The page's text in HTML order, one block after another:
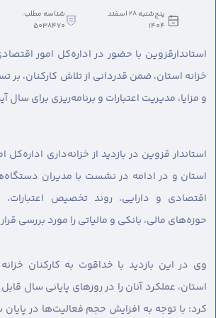
پنج‌شنبه 28 اسفند
1404
شناسه مطلب:
5038470
استاندارقزوین با حضور در اداره‌کل امور
خزانه استان، ضمن قدردانی از تلاش کارکنان،
و مزایا، مدیریت اعتبارات و برنامه‌ریزی برای سال
استاندار قزوین در بازدید از خزانه‌داری
استان و در ادامه در نشست با مدیران
اقتصادی و دارایی، روند تخصیص
حوزه‌های مالی، بانکی و مالیاتی را مورد بررسی
وی در این بازدید با خداقوت به کارکنان
استان، عملکرد آنان را در روزهای پایانی سال
کرد: با توجه به افزایش حجم فعالیت‌ها در